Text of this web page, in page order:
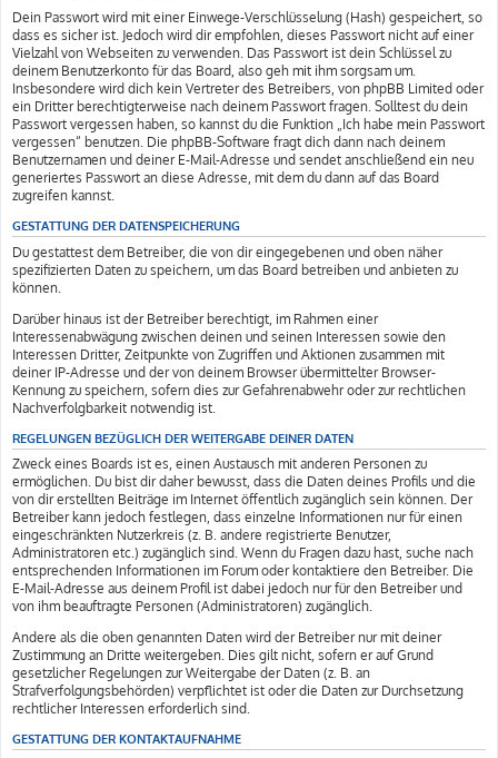
Dein Passwort wird mit einer Einwege-Verschlüsselung (Hash) gespeichert, so
dass es sicher ist. Jedoch wird dir empfohlen, dieses Passwort nicht auf einer
Vielzahl von Webseiten zu verwenden. Das Passwort ist dein Schlüssel zu
deinem Benutzerkonto für das Board, also geh mit ihm sorgsam um.
Insbesondere wird dich kein Vertreter des Betreibers, von phpBB Limited oder
ein Dritter berechtigterweise nach deinem Passwort fragen. Solltest du dein
Passwort vergessen haben, so kannst du die Funktion „Ich habe mein Passwort
vergessen“ benutzen. Die phpBB-Software fragt dich dann nach deinem
Benutzernamen und deiner E-Mail-Adresse und sendet anschließend ein neu
generiertes Passwort an diese Adresse, mit dem du dann auf das Board
zugreifen kannst.
GESTATTUNG DER DATENSPEICHERUNG
Du gestattest dem Betreiber, die von dir eingegebenen und oben näher
spezifizierten Daten zu speichern, um das Board betreiben und anbieten zu
können.
Darüber hinaus ist der Betreiber berechtigt, im Rahmen einer
Interessenabwägung zwischen deinen und seinen Interessen sowie den
Interessen Dritter, Zeitpunkte von Zugriffen und Aktionen zusammen mit
deiner IP-Adresse und der von deinem Browser übermittelter Browser-
Kennung zu speichern, sofern dies zur Gefahrenabwehr oder zur rechtlichen
Nachverfolgbarkeit notwendig ist.
REGELUNGEN BEZÜGLICH DER WEITERGABE DEINER DATEN
Zweck eines Boards ist es, einen Austausch mit anderen Personen zu
ermöglichen. Du bist dir daher bewusst, dass die Daten deines Profils und die
von dir erstellten Beiträge im Internet öffentlich zugänglich sein können. Der
Betreiber kann jedoch festlegen, dass einzelne Informationen nur für einen
eingeschränkten Nutzerkreis (z. B. andere registrierte Benutzer,
Administratoren etc.) zugänglich sind. Wenn du Fragen dazu hast, suche nach
entsprechenden Informationen im Forum oder kontaktiere den Betreiber. Die
E-Mail-Adresse aus deinem Profil ist dabei jedoch nur für den Betreiber und
von ihm beauftragte Personen (Administratoren) zugänglich.
Andere als die oben genannten Daten wird der Betreiber nur mit deiner
Zustimmung an Dritte weitergeben. Dies gilt nicht, sofern er auf Grund
gesetzlicher Regelungen zur Weitergabe der Daten (z. B. an
Strafverfolgungsbehörden) verpflichtet ist oder die Daten zur Durchsetzung
rechtlicher Interessen erforderlich sind.
GESTATTUNG DER KONTAKTAUFNAHME